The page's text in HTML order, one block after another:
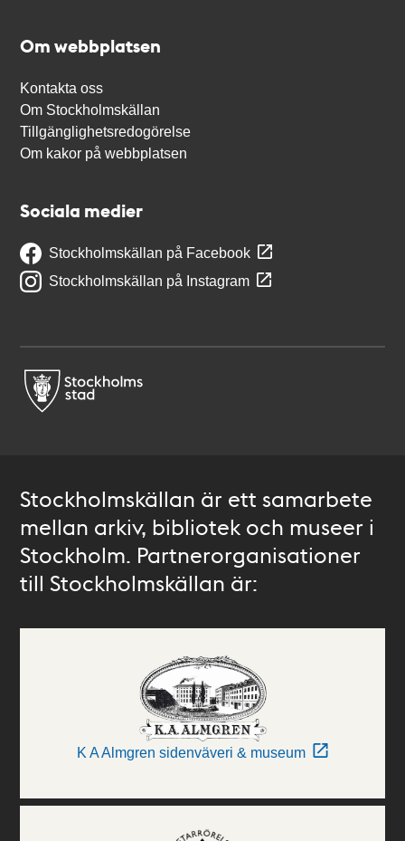
Om webbplatsen
Kontakta oss
Om Stockholmskällan
Tillgänglighetsredogörelse
Om kakor på webbplatsen
Sociala medier
Stockholmskällan på Facebook
Stockholmskällan på Instagram
Stockholmskällan är ett samarbete
mellan arkiv, bibliotek och museer i
Stockholm. Partnerorganisationer
till Stockholmskällan är:
K A Almgren sidenväveri & museum